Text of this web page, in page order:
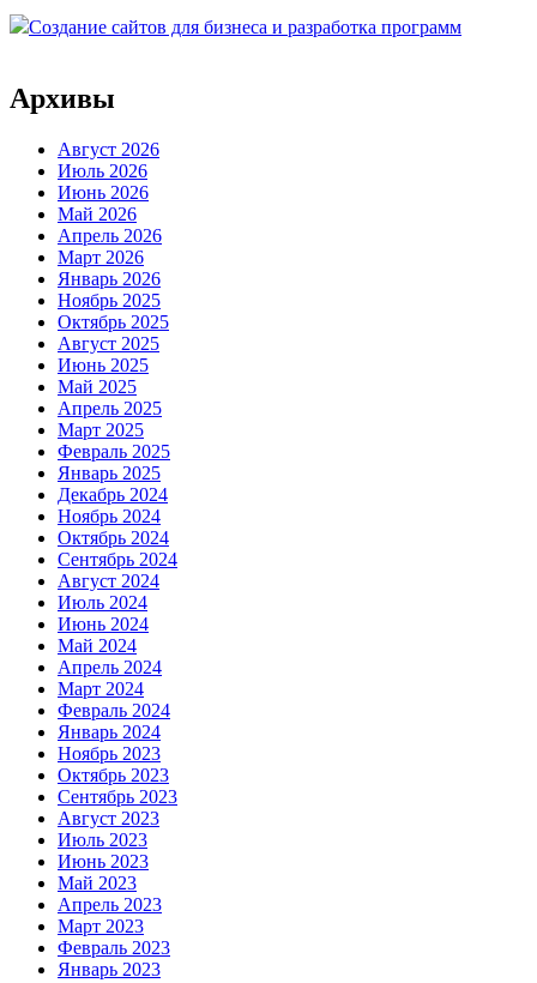
Создание сайтов для бизнеса и разработка программ
Архивы
Август 2026
Июль 2026
Июнь 2026
Май 2026
Апрель 2026
Март 2026
Январь 2026
Ноябрь 2025
Октябрь 2025
Август 2025
Июнь 2025
Май 2025
Апрель 2025
Март 2025
Февраль 2025
Январь 2025
Декабрь 2024
Ноябрь 2024
Октябрь 2024
Сентябрь 2024
Август 2024
Июль 2024
Июнь 2024
Май 2024
Апрель 2024
Март 2024
Февраль 2024
Январь 2024
Ноябрь 2023
Октябрь 2023
Сентябрь 2023
Август 2023
Июль 2023
Июнь 2023
Май 2023
Апрель 2023
Март 2023
Февраль 2023
Январь 2023